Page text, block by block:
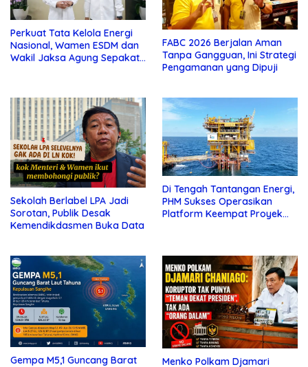
Perkuat Tata Kelola Energi
Nasional, Wamen ESDM dan
Wakil Jaksa Agung Sepakat
FABC 2026 Berjalan Aman
Tanpa Gangguan, Ini Strategi
Pengamanan yang Dipuji
Sekolah Berlabel LPA Jadi
Sorotan, Publik Desak
Kemendikdasmen Buka Data
Di Tengah Tantangan Energi,
PHM Sukses Operasikan
Platform Keempat Proyek
Gempa M5,1 Guncang Barat
Menko Polkam Djamari